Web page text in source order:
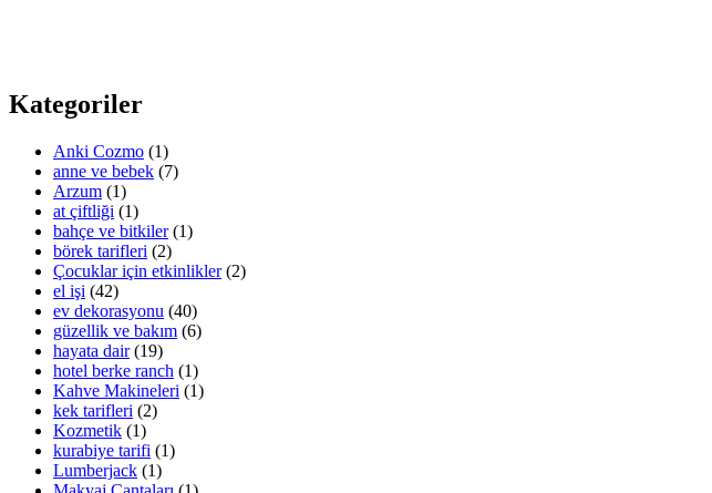
Kategoriler
Anki Cozmo (1)
anne ve bebek (7)
Arzum (1)
at çiftliği (1)
bahçe ve bitkiler(1)
börek tarifleri (2)
Çocuklar için etkinlikler(2)
el işi (42)
ev dekorasyonu (40)
güzellik ve bakım (6)
hayata dair(19)
hotel berke ranch (1)
Kahve Makineleri (1)
kek tarifleri (2)
Kozmetik (1)
kurabiye tarifi (1)
Lumberjack (1)